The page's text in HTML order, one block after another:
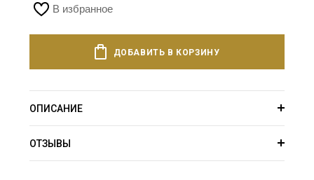
В избранное
ДОБАВИТЬ В КОРЗИНУ
ОПИСАНИЕ
ОТЗЫВЫ